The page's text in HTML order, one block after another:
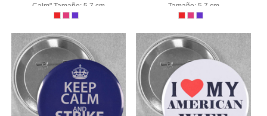
Calm" Tamaño: 5.7 cm
Tamaño: 5.7 cm